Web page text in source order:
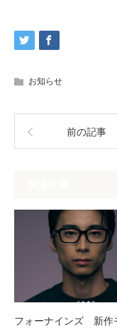
お知らせ
前の記事
フォーナインズ 新作